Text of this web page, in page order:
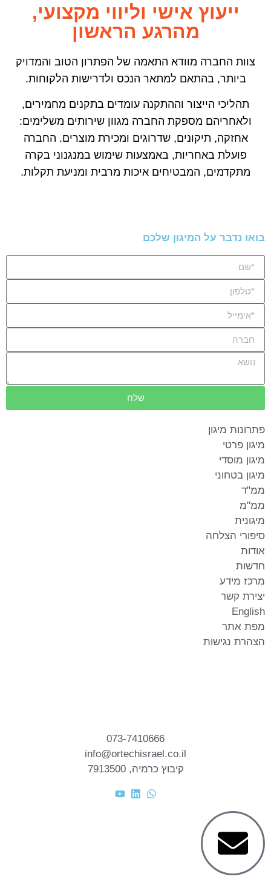
ייעוץ אישי וליווי מקצועי,
מהרגע הראשון
צוות החברה מוודא התאמה של הפתרון הטוב והמדויק
ביותר, בהתאם למתאר הנכס ולדרישות הלקוחות.
תהליכי הייצור וההתקנה עומדים בתקנים מחמירים,
ולאחריהם מספקת החברה מגוון שירותים משלימים:
אחזקה, תיקונים, שדרוגים ומכירת מוצרים. החברה
פועלת באחריות, באמצעות שימוש במנגנוני בקרה
מתקדמים, המבטיחים איכות מרבית ומניעת תקלות.
בואו נדבר על המיגון שלכם
שלח
פתרונות מיגון
מיגון פרטי
מיגון מוסדי
מיגון בטחוני
ממ"ד
ממ"מ
מיגונית
סיפורי הצלחה
אודות
חדשות
מרכז מידע
יצירת קשר
English
מפת אתר
הצהרת נגישות
073-7410666
info@ortechisrael.co.il
קיבוץ כרמיה, 7913500